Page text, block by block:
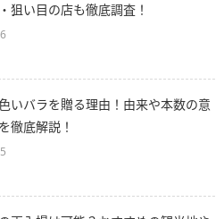
狙い目の店も徹底調査！
いバラを贈る理由！由来や本数の意
徹底解説！